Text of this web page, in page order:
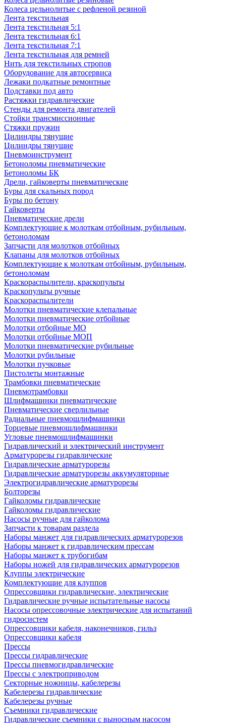
Колеса цельнолитые с рефленой резиной
Лента текстильная
Лента текстильная 5:1
Лента текстильная 6:1
Лента текстильная 7:1
Лента текстильная для ремней
Нить для текстильных стропов
Оборудование для автосервиса
Лежаки подкатные ремонтные
Подставки под авто
Растяжки гидравлические
Стенды для ремонта двигателей
Стойки трансмиссионные
Стяжки пружин
Цилиндры тянущие
Цилиндры тянущие
Пневмоинструмент
Бетоноломы пневматические
Бетоноломы БК
Дрели, гайковерты пневматические
Буры для скальных пород
Буры по бетону
Гайковерты
Пневматические дрели
Комплектующие к молоткам отбойным, рубильным,
бетоноломам
Запчасти для молотков отбойных
Клапаны для молотков отбойных
Комплектующие к молоткам отбойным, рубильным,
бетоноломам
Краскораспылители, краскопульты
Краскопульты ручные
Краскораспылители
Молотки пневматические клепальные
Молотки пневматические отбойные
Молотки отбойные МО
Молотки отбойные МОП
Молотки пневматические рубильные
Молотки рубильные
Молотки пучковые
Пистолеты монтажные
Трамбовки пневматические
Пневмотрамбовки
Шлифмашинки пневматические
Пневматические сверлильные
Радиальные пневмошлифмашинки
Торцевые пневмошлифмашинки
Угловые пневмошлифмашинки
Гидравлический и электрический инструмент
Арматурорезы гидравлические
Гидравлические арматурорезы
Гидравлические арматурорезы аккумуляторные
Электрогидравлические арматурорезы
Болторезы
Гайколомы гидравлические
Гайколомы гидравлические
Насосы ручные для гайколома
Запчасти к товарам раздела
Наборы манжет для гидравлических арматурорезов
Наборы манжет к гидравлическим прессам
Наборы манжет к трубогибам
Наборы ножей для гидравлических арматурорезов
Клуппы электрические
Комплектующие для клуппов
Опрессовщики гидравлические, электрические
Гидравлические ручные испытательные насосы
Насосы опрессовочные электрические для испытаний
гидросистем
Опрессовщики кабеля, наконечников, гильз
Опрессовщики кабеля
Прессы
Прессы гидравлические
Прессы пневмогидравлические
Прессы с электроприводом
Секторные ножницы, кабелерезы
Кабелерезы гидравлические
Кабелерезы ручные
Съемники гидравлические
Гидравлические cъемники с выносным насосом